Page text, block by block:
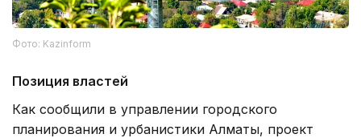
Фото: Kazinform
Позиция властей
Как сообщили в управлении городского
планирования и урбанистики Алматы, проект